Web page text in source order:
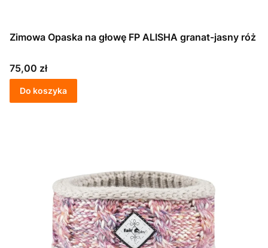
Zimowa Opaska na głowę FP ALISHA granat-jasny róż
Cena
75,00 zł
Do koszyka